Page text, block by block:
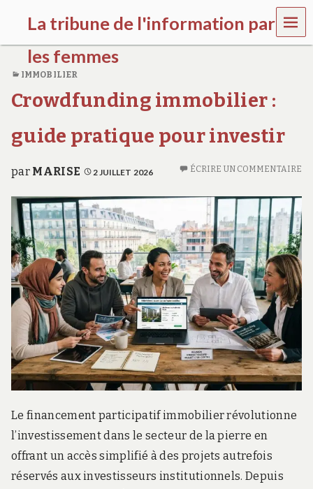
La tribune de l'information par
les femmes
a
t
i
b
n
w
o
m
e
n
s
a
w
a
r
s
.
f
r
MEN
U
IMMOBILIER
Crowdfunding immobilier :
guide pratique pour investir
par MARISE 2 JUILLET 2026 ÉCRIRE UN COMMENTAIRE
Le financement participatif immobilier révolutionne
l’investissement dans le secteur de la pierre en
offrant un accès simplifié à des projets autrefois
réservés aux investisseurs institutionnels. Depuis